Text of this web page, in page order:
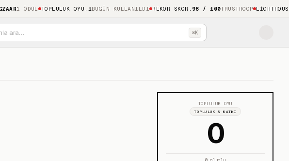
TOPLULUK OYU: 1 BUGÜN KULLANILDI REKOR SKOR : 96 / 100 TRUSTHOOP LIGHTHOUSE:100
ara… ⌘K
TOPLULUK OYU
TOPLULUK & KATKI
0
0olumlu